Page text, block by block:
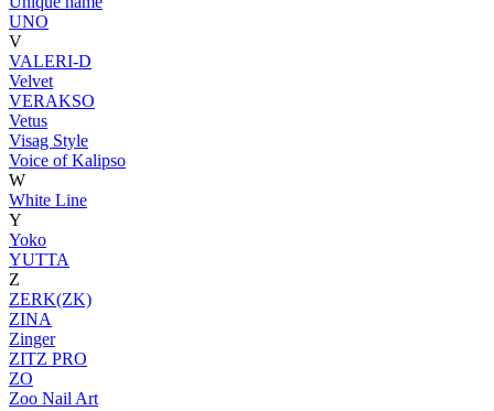
UNO
V
VALERI-D
Velvet
VERAKSO
Vetus
Visag Style
Voice of Kalipso
W
White Line
Y
Yoko
YUTTA
Z
ZERK(ZK)
ZINA
Zinger
ZITZ PRO
ZO
Zoo Nail Art